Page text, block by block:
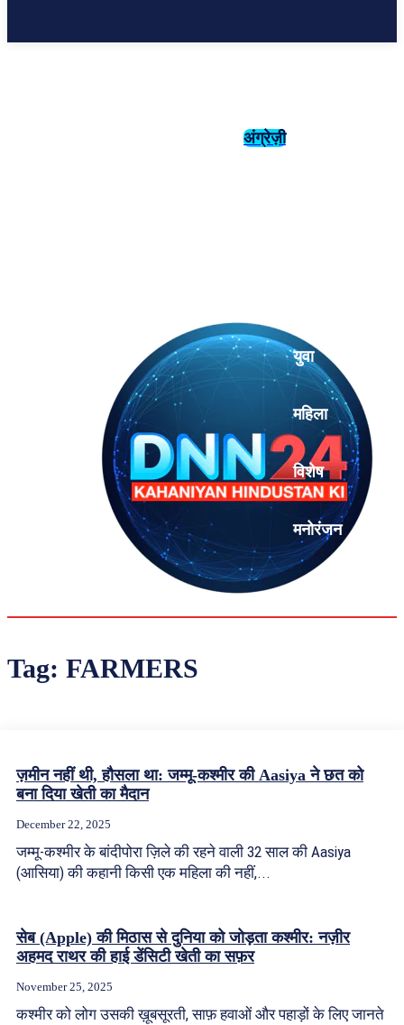
अंग्रेज़ी
युवा
महिला
विशेष
मनोरंजन
Tag: FARMERS
ज़मीन नहीं थी, हौसला था: जम्मू-कश्मीर की Aasiya ने छत को
बना दिया खेती का मैदान
December 22, 2025
जम्मू-कश्मीर के बांदीपोरा ज़िले की रहने वाली 32 साल की Aasiya
(आसिया) की कहानी किसी एक महिला की नहीं,...
सेब (Apple) की मिठास से दुनिया को जोड़ता कश्मीर: नज़ीर
अहमद राथर की हाई डेंसिटी खेती का सफ़र
November 25, 2025
कश्मीर को लोग उसकी ख़ूबसूरती, साफ़ हवाओं और पहाड़ों के लिए जानते